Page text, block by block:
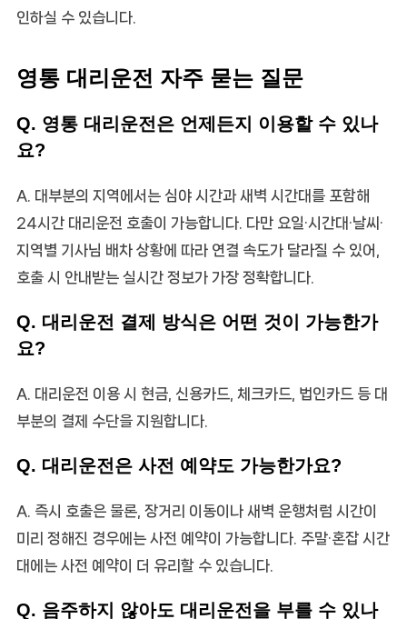
인하실 수 있습니다.
영통 대리운전 자주 묻는 질문
Q. 영통 대리운전은 언제든지 이용할 수 있나
요?
A. 대부분의 지역에서는 심야 시간과 새벽 시간대를 포함해
24시간 대리운전 호출이 가능합니다. 다만 요일·시간대·날씨·
지역별 기사님 배차 상황에 따라 연결 속도가 달라질 수 있어,
호출 시 안내받는 실시간 정보가 가장 정확합니다.
Q. 대리운전 결제 방식은 어떤 것이 가능한가
요?
A. 대리운전 이용 시 현금, 신용카드, 체크카드, 법인카드 등 대
부분의 결제 수단을 지원합니다.
Q. 대리운전은 사전 예약도 가능한가요?
A. 즉시 호출은 물론, 장거리 이동이나 새벽 운행처럼 시간이
미리 정해진 경우에는 사전 예약이 가능합니다. 주말·혼잡 시간
대에는 사전 예약이 더 유리할 수 있습니다.
Q. 음주하지 않아도 대리운전을 부를 수 있나